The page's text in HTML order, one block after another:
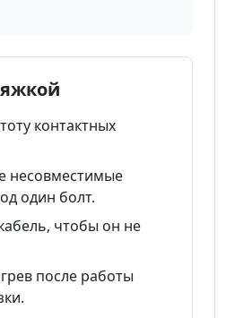
контактных
несовместимые
один болт.
чтобы он не
после работы